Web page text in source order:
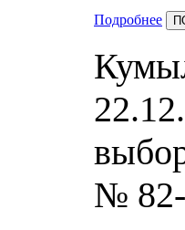
Подробнее
№ 82-